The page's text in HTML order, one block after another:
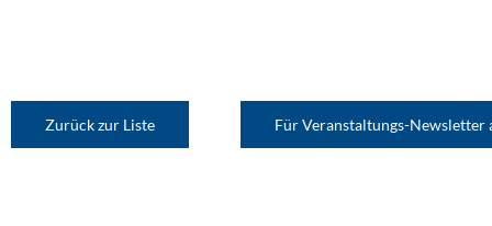
Zurück zur Liste Für Veranstaltungs-Newsletter